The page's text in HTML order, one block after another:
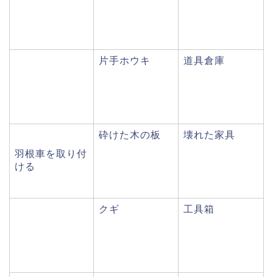
片手ホウキ 道具倉庫
羽根車を取り付
ける
砕けた木の板 壊れた家具
クギ 工具箱